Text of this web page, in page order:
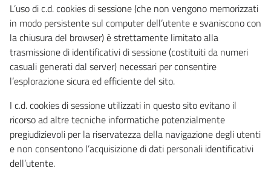
L’uso di c.d. cookies di sessione (che non vengono memorizzati
in modo persistente sul computer dell’utente e svaniscono con
la chiusura del browser) è strettamente limitato alla
trasmissione di identificativi di sessione (costituiti da numeri
casuali generati dal server) necessari per consentire
l’esplorazione sicura ed efficiente del sito.
I c.d. cookies di sessione utilizzati in questo sito evitano il
ricorso ad altre tecniche informatiche potenzialmente
pregiudizievoli per la riservatezza della navigazione degli utenti
e non consentono l’acquisizione di dati personali identificativi
dell’utente.